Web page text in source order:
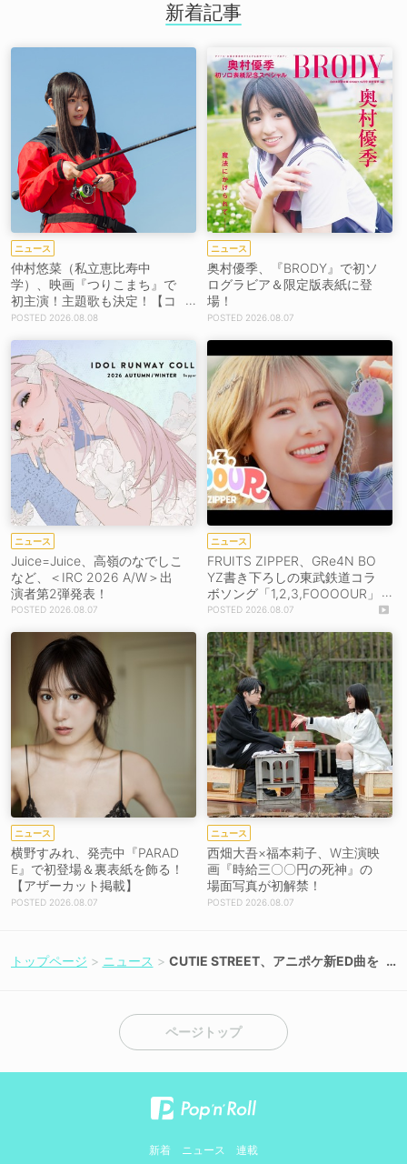
新着記事
ニュース
仲村悠菜（私立恵比寿中
学）、映画『つりこまち』で
初主演！主題歌も決定！【コ
メントあり】
2026.08.08
ニュース
奥村優季、『BRODY』で初ソ
ログラビア＆限定版表紙に登
場！
2026.08.07
ニュース
Juice=Juice、高嶺のなでしこ
など、＜IRC 2026 A/W＞出
演者第2弾発表！
2026.08.07
ニュース
FRUITS ZIPPER、GRe4N BO
YZ書き下ろしの東武鉄道コラ
ボソング「1,2,3,FOOOOUR」
をリリース＆MV公開！
2026.08.07
ニュース
横野すみれ、発売中『PARAD
E』で初登場＆裏表紙を飾る！
【アザーカット掲載】
2026.08.07
ニュース
西畑大吾×福本莉子、W主演映
画『時給三〇〇円の死神』の
場面写真が初解禁！
2026.08.07
トップページ ニュース
CUTIE STREET、アニポケ新ED曲を
ページトップ
新着 ニュース 連載